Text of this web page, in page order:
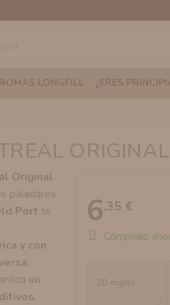
LONGFILL ¿ERES
ORIGINAL
Original,
paladares
Port te
y con
,
un
,
6,35 €
Cómpralo
20 mg/ml